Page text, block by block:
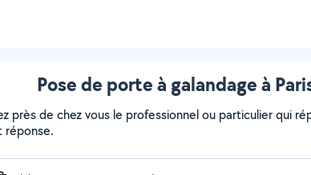
Pose de porte à galandage à
près de chez vous le professionnel ou particulier qui
réponse.